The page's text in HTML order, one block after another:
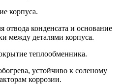
корпуса.
отвода конденсата и основание
между деталями корпуса.
теплообменника.
устойчиво к соленому
коррозии.